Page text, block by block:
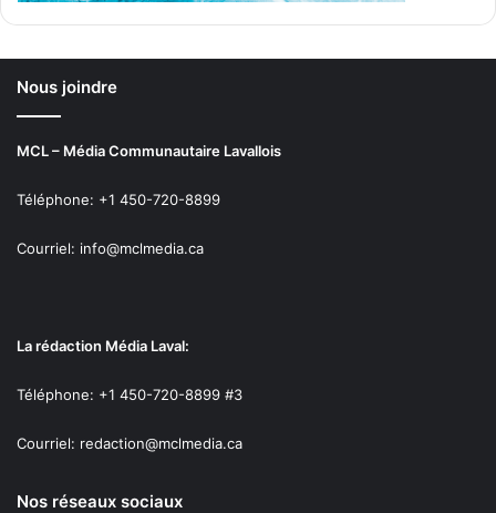
Nous joindre
MCL – Média Communautaire Lavallois
Téléphone: +1 450-720-8899
Courriel: info@mclmedia.ca
La rédaction Média Laval:
Téléphone: +1 450-720-8899 #3
Courriel: redaction@mclmedia.ca
Nos réseaux sociaux